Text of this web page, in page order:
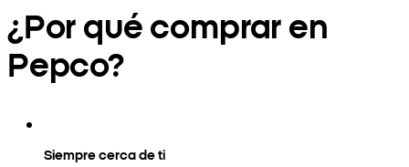
¿Por qué comprar en
Pepco?
Siempre cerca de ti